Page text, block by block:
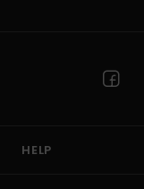
HELP